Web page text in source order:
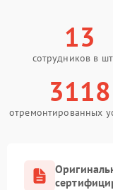
13
сотрудников в
3118
отремонтированных